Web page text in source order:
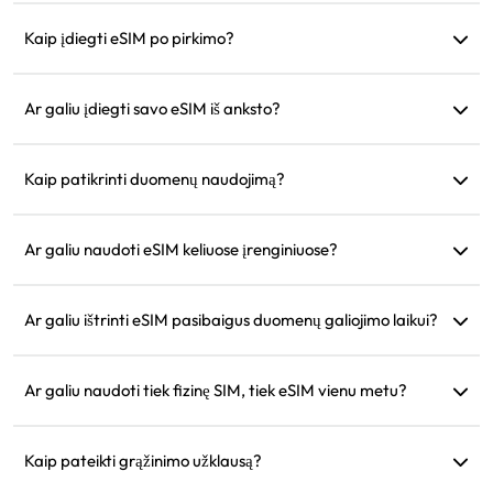
naudojimas bus toks pats kaip jūsų telefone.
Kaip įdiegti eSIM po pirkimo?
instrukcijas.
Ar galiu įdiegti savo eSIM iš anksto?
išvykstant, kad galėtumėte iš karto naudoti atvykus.
Kaip patikrinti duomenų naudojimą?
mūsų svetainėje.
Ar galiu naudoti eSIM keliuose įrenginiuose?
Norėdami perkelti, susisiekite su klientų aptarnavimu.
Ar galiu ištrinti eSIM pasibaigus duomenų galiojimo laikui?
regioną.
Ar galiu naudoti tiek fizinę SIM, tiek eSIM vienu metu?
išvengtumėte papildomų roamingo mokesčių už fizinę SIM
Kaip pateikti grąžinimo užklausą?